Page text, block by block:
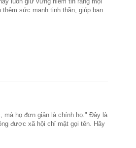
sức mạnh tinh thần, giúp bạn
mà họ đơn giản là chính họ." Đây là
được xã hội chỉ mặt gọi tên. Hãy